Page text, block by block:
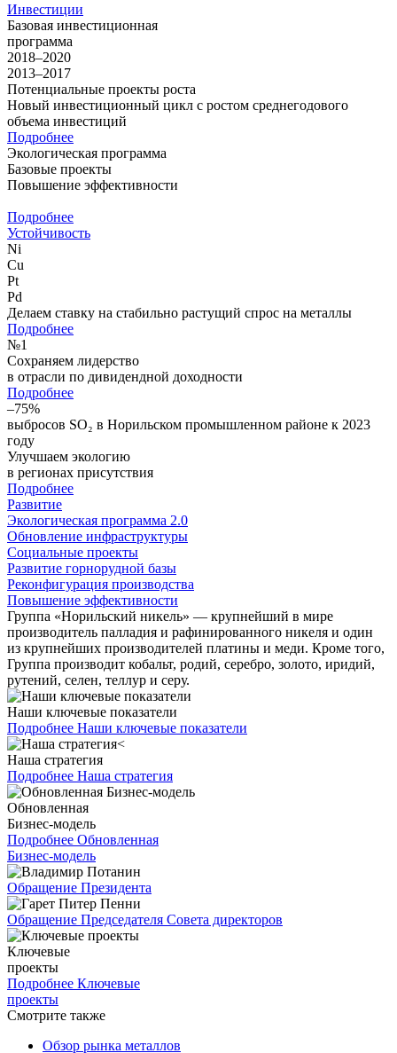
Инвестиции
Базовая инвестиционная
программа
2018–2020
2013–2017
Потенциальные проекты роста
Новый инвестиционный цикл с ростом среднегодового
объема инвестиций
Подробнее
Экологическая программа
Базовые проекты
Повышение эффективности
Подробнее
Устойчивость
Ni
Cu
Pt
Pd
Делаем ставку на стабильно растущий спрос на металлы
Подробнее
№1
Сохраняем лидерство
в отрасли по дивидендной доходности
Подробнее
–75%
выбросов SO₂ в Норильском промышленном районе к 2023
году
Улучшаем экологию
в регионах присутствия
Подробнее
Развитие
Экологическая программа 2.0
Обновление инфраструктуры
Социальные проекты
Развитие горнорудной базы
Реконфигурация производства
Повышение эффективности
Группа «Норильский никель» — крупнейший в мире
производитель палладия и рафинированного никеля и один
из крупнейших производителей платины и меди. Кроме того,
Группа производит кобальт, родий, серебро, золото, иридий,
рутений, селен, теллур и серу.
Наши ключевые показатели
Подробнее Наши ключевые показатели
Наша стратегия
Подробнее Наша стратегия
Обновленная
Бизнес-модель
Подробнее Обновленная
Бизнес-модель
Обращение Президента
Обращение Председателя Совета директоров
Ключевые
проекты
Подробнее Ключевые
проекты
Смотрите также
Обзор рынка металлов